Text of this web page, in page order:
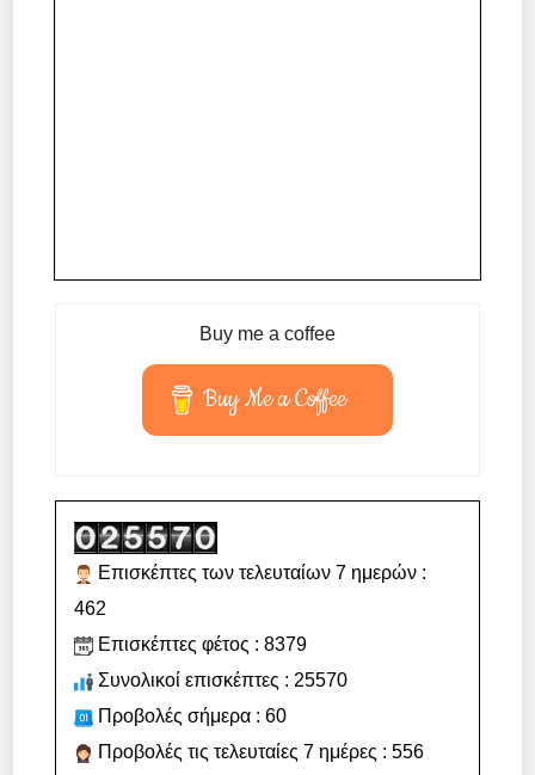
Buy me a coffee
Buy Me a Coffee
Επισκέπτες των τελευταίων 7 ημερών :
462
Επισκέπτες φέτος : 8379
Συνολικοί επισκέπτες : 25570
Προβολές σήμερα : 60
Προβολές τις τελευταίες 7 ημέρες : 556